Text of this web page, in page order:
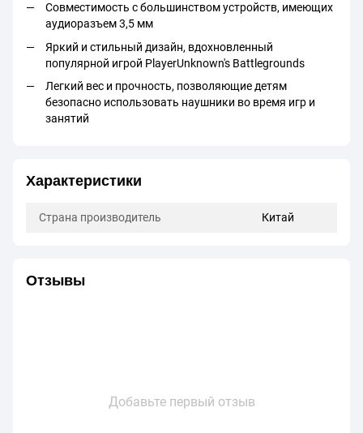
Совместимость с большинством устройств, имеющих
аудиоразъем 3,5 мм
Яркий и стильный дизайн, вдохновленный
популярной игрой PlayerUnknown's Battlegrounds
Легкий вес и прочность, позволяющие детям
безопасно использовать наушники во время игр и
занятий
Характеристики
Страна производитель Китай
Отзывы
Добавьте первый отзыв